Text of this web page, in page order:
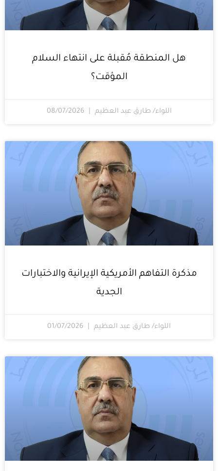
هل المنطقة مُقبلة على انتهاء السلام
المؤقت؟
اللواء/ طارق عبد العظيم 08/07/2026
مذكرة التفاهم الأمريكية الإيرانية والاختبارات
الجدية
اللواء/ طارق عبد العظيم